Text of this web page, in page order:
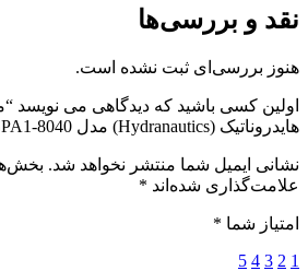
نقد و بررسی‌ها
هنوز بررسی‌ای ثبت نشده است.
هایدروناتیک (Hydranautics) مدل ESPA1-8040”
نشانی ایمیل شما منتشر نخواهد شد.
علامت‌گذاری شده‌اند *
امتیاز شما *
1
2
3
4
5